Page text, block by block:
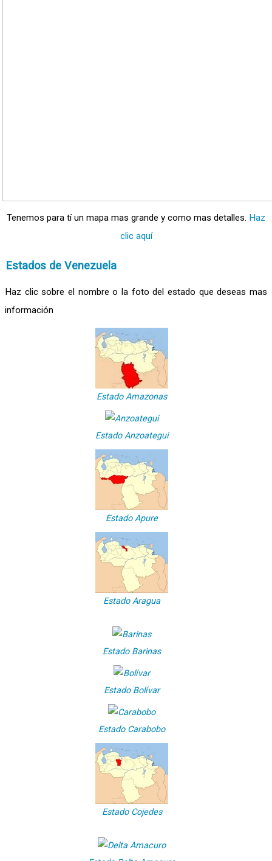
Tenemos para tí un mapa mas grande y como mas detalles. Haz
clic aquí
Estados de Venezuela
Haz clic sobre el nombre o la foto del estado que deseas mas
información
Estado Amazonas
Estado Anzoategui
Estado Apure
Estado Aragua
Estado Barinas
Estado Bolívar
Estado Carabobo
Estado Cojedes